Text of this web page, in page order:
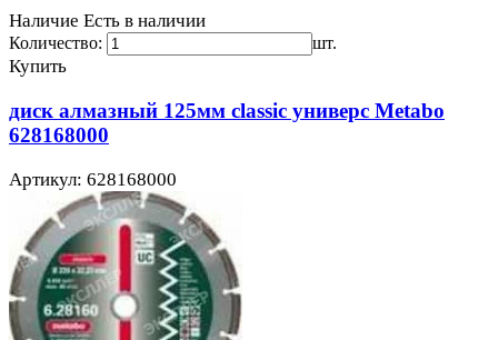
Наличие Есть в наличии
Количество: шт.
Купить
диск алмазный 125мм classic универс Metabo
628168000
Артикул: 628168000